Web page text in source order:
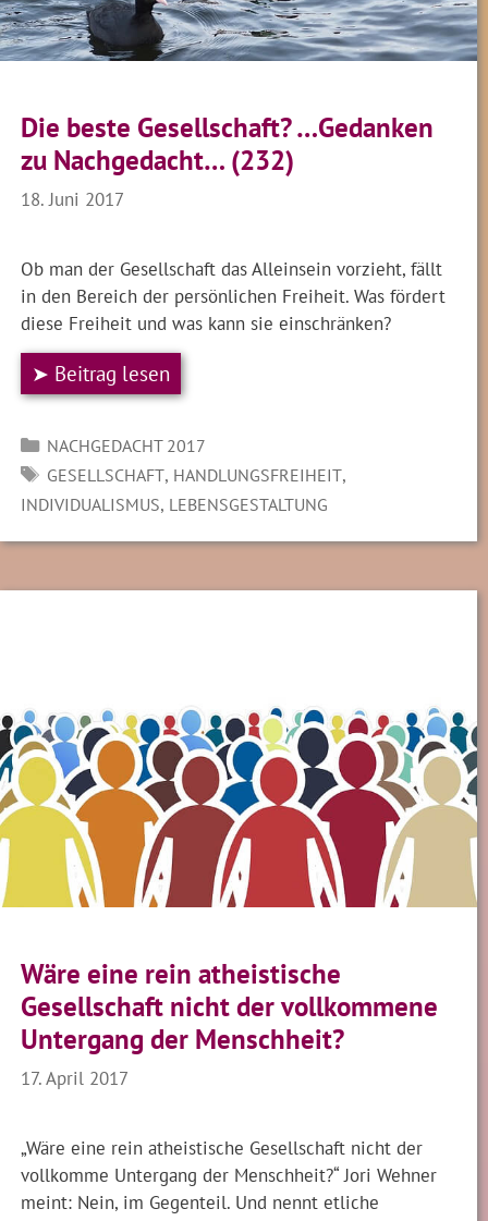
Die beste Gesellschaft? …Gedanken
zu Nachgedacht… (232)
18. Juni 2017
Ob man der Gesellschaft das Alleinsein vorzieht, fällt
in den Bereich der persönlichen Freiheit. Was fördert
diese Freiheit und was kann sie einschränken?
➤ Beitrag lesen
Kategorien
NACHGEDACHT 2017
SCHLAGWÖRTER
GESELLSCHAFT, HANDLUNGSFREIHEIT,
INDIVIDUALISMUS, LEBENSGESTALTUNG
Wäre eine rein atheistische
Gesellschaft nicht der vollkommene
Untergang der Menschheit?
17. April 2017
„Wäre eine rein atheistische Gesellschaft nicht der
vollkomme Untergang der Menschheit?“ Jori Wehner
meint: Nein, im Gegenteil. Und nennt etliche